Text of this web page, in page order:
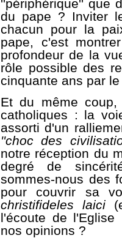
''périphérique'' que
du pape ? Inviter
chacun pour la
pape, c'est
profondeur de la
rôle possible des
cinquante ans par
Et du même
catholiques : la
assorti d'un
''choc des
notre réception du
degré de
sommes-nous des
pour couvrir sa
christifideles laici
l'écoute de
nos opinions ?